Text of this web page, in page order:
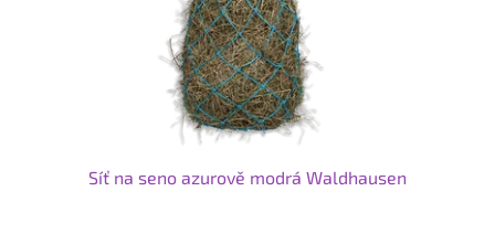
Síť na seno azurově modrá Waldhausen